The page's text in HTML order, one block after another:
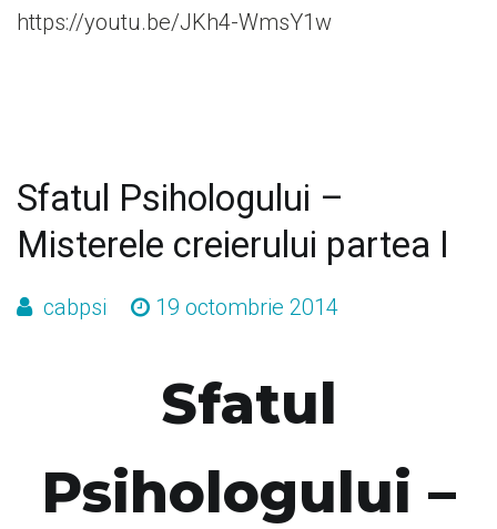
https://youtu.be/JKh4-WmsY1w
Sfatul Psihologului –
Misterele creierului partea I
cabpsi 19 octombrie 2014
Sfatul
Psihologului –